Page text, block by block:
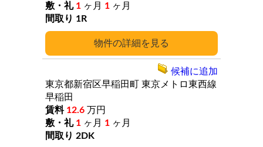
詳細
1 ヶ月 1 ヶ月
1R
東京都新宿区早稲田町 東京メトロ東西線
早稲田
12.6 万円
1 ヶ月 1 ヶ月
2DK
候補に追加